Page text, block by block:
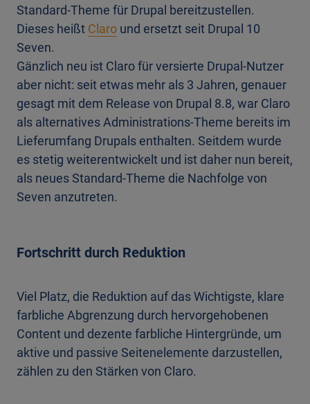
Standard-Theme für Drupal bereitzustellen.
Dieses heißt Claro und ersetzt seit Drupal 10
Seven.
Gänzlich neu ist Claro für versierte Drupal-Nutzer
aber nicht: seit etwas mehr als 3 Jahren, genauer
gesagt mit dem Release von Drupal 8.8, war Claro
als alternatives Administrations-Theme bereits im
Lieferumfang Drupals enthalten. Seitdem wurde
es stetig weiterentwickelt und ist daher nun bereit,
als neues Standard-Theme die Nachfolge von
Seven anzutreten.
Fortschritt durch Reduktion
Viel Platz, die Reduktion auf das Wichtigste, klare
farbliche Abgrenzung durch hervorgehobenen
Content und dezente farbliche Hintergründe, um
aktive und passive Seitenelemente darzustellen,
zählen zu den Stärken von Claro.